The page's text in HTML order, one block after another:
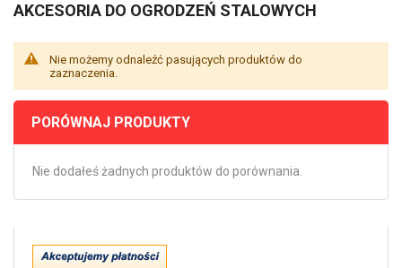
AKCESORIA DO OGRODZEŃ STALOWYCH
Nie możemy odnaleźć pasujących produktów do
zaznaczenia.
PORÓWNAJ PRODUKTY
Nie dodałeś żadnych produktów do porównania.